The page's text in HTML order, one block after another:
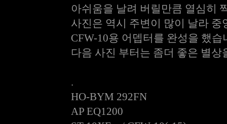
아쉬움을 날려 버릴만큼 열심히
사진은 역시 주변이 많이 날라
CFW-10용 어뎁터를 완성을 했습
다음 사진 부터는 좀더 좋은 별상
.
HO-BYM 292FN
AP EQ1200